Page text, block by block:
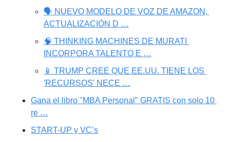
🗣️ NUEVO MODELO DE VOZ DE AMAZON,
ACTUALIZACIÓN D …
🧠 THINKING MACHINES DE MURATI
INCORPORA TALENTO E …
📱 TRUMP CREE QUE EE.UU. TIENE LOS
'RECURSOS' NECE …
Gana el libro "MBA Personal" GRATIS con solo 10
re …
START-UP y VC’s